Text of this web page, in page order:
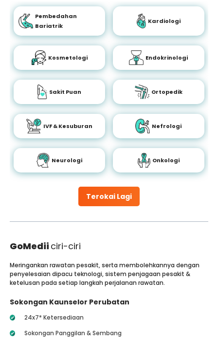
Terokai Lagi
Pembedahan
Bariatrik
Kardiologi
Kosmetologi Endokrinologi
Sakit Puan Ortopedik
IVF & Kesuburan Nefrologi
Neurologi Onkologi
GoMedii ciri-ciri
Meringankan rawatan pesakit, serta membolehkannya dengan
penyelesaian dipacu teknologi, sistem penjagaan pesakit &
ketelusan pada setiap langkah perjalanan rawatan.
Sokongan Kaunselor Perubatan
24x7* Ketersediaan
Sokongan Panggilan & Sembang